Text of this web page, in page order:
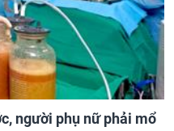
người phụ nữ phải mổ